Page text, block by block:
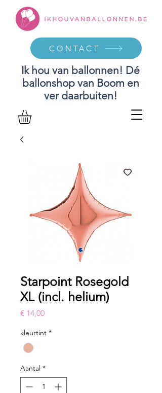
Ik hou van ballonnen! Dé
ballonshop van Boom en
ver daarbuiten!
CONTACT
Starpoint Rosegold
XL (incl. helium)
€ 14,00Prijs
kleurtint *
Aantal *